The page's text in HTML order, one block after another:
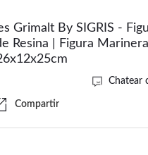
Grimalt By SIGRIS -
Resina | Figura Marinera
Chatear
Compartir